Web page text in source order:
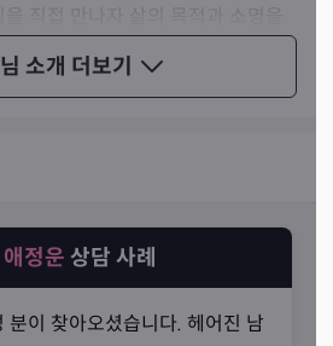
소개 더보기
셨습니다.
애정운 상담 사례
분이 찾아오셨습니다. 헤어진 남